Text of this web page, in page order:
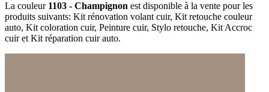
La couleur 1103 - Champignon est disponible à la vente pour les
produits suivants: Kit rénovation volant cuir, Kit retouche couleur
auto, Kit coloration cuir, Peinture cuir, Stylo retouche, Kit Accroc
cuir et Kit réparation cuir auto.